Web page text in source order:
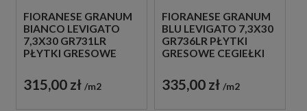
FIORANESE GRANUM
BIANCO LEVIGATO
7,3X30 GR731LR
PŁYTKI GRESOWE
315,00 zł m2
FIORANESE GRANUM
BLU LEVIGATO 7,3X30
GR736LR PŁYTKI
GRESOWE CEGIEŁKI
335,00 zł m2